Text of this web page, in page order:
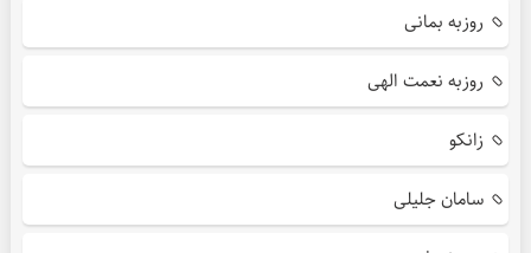
روزبه بمانی
روزبه نعمت الهی
زانکو
سامان جلیلی